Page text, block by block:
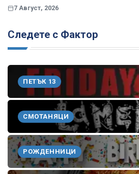
7 Август, 2026
Следете с Фактор
ПЕТЪК 13
СМОТАНЯЦИ
РОЖДЕННИЦИ